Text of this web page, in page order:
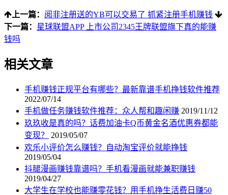
上一篇： 阅非注册送的YB可以交易了 抓紧注册手机赚钱
下一篇： 星球联盟APP 上市公司2345王牌联盟旗下真的能赚
钱吗
相关文章
手机赚钱正规平台有哪些？最新靠谱手机挣钱软件推荐
2022/07/14
手机做任务赚钱软件推荐：众人帮和趣闲赚 2019/11/12
玖玖收是真的吗？话费加油卡Q币黄金名酒优惠券都能
变现？
2019/05/07
欢乐小评价怎么赚钱？自动淘宝评价就能挣钱
2019/05/04
抖腿漫画赚钱靠谱吗？手机看漫画就能兼职赚钱
2019/04/27
大学生在学校也能赚零花钱？用手机挣生活费日赚50